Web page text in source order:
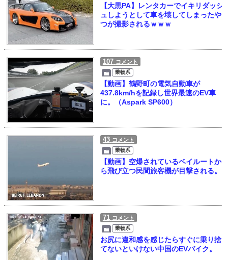
【大黒PA】レンタカーでイキリダッシ
ュしようとして車を壊してしまったや
つが撮影されるｗｗｗ
107 コメント
乗物系
【動画】鶴野町の電気自動車が
437.8km/hを記録し世界最速のEV車
に。（Aspark SP600）
43 コメント
乗物系
【動画】空爆されているベイルートか
ら飛び立つ民間旅客機が目撃される。
71 コメント
乗物系
お尻に違和感を感じたらすぐに乗り捨
てないといけない中国のEVバイク。